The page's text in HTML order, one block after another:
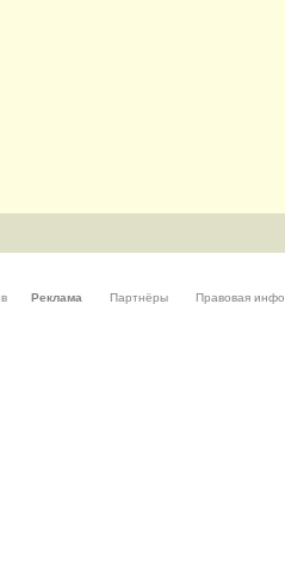
Реклама Партнёры Правовая